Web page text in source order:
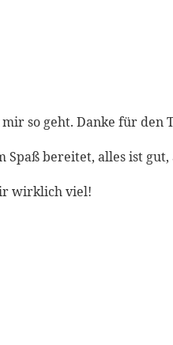
so geht. Danke für
bereitet, alles ist
wirklich viel!